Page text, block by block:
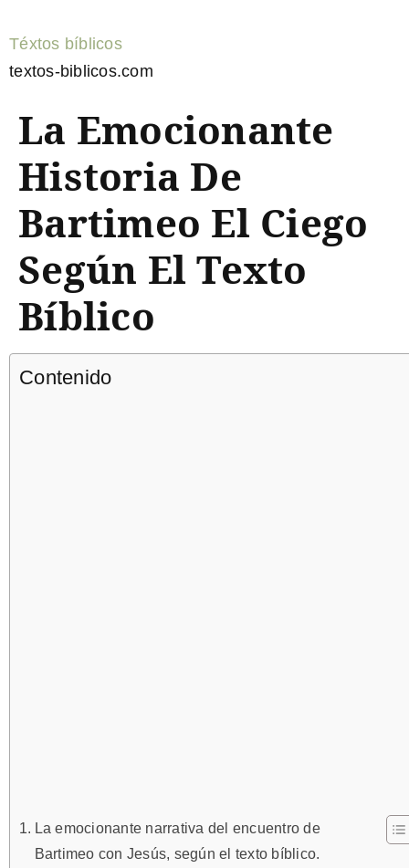
Téxtos bíblicos
textos-biblicos.com
La Emocionante
Historia De
Bartimeo El Ciego
Según El Texto
Bíblico
Contenido
La emocionante narrativa del encuentro de
Bartimeo con Jesús, según el texto bíblico.